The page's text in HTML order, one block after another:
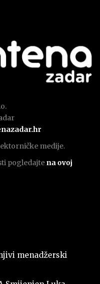
medije.
pogledajte na ovoj
menadžerski